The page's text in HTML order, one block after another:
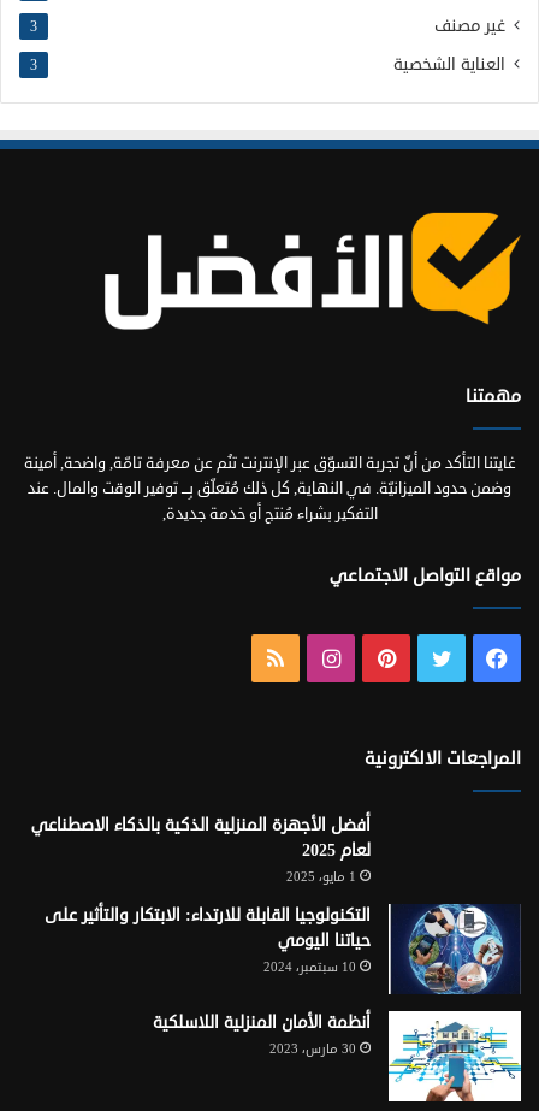
غير مصنف 3
العناية الشخصية 3
مهمتنا
غايتنا التأكد من أنّ تجربة التسوّق عبر الإنترنت تنُم عن معرفة تامّة, واضحة, أمينة
وضمن حدود الميزانيّة. في النهاية, كل ذلك مُتعلّق بِـــ توفير الوقت والمال. عند
التفكير بشراء مُنتج أو خدمة جديدة,
مواقع التواصل الاجتماعي
فيسبوك تويتر بينتيريستانستقرام
المراجعات الالكترونية
أفضل الأجهزة المنزلية الذكية بالذكاء الاصطناعي
لعام 2025
1 مايو، 2025
التكنولوجيا القابلة للارتداء: الابتكار والتأثير على
حياتنا اليومي
10 سبتمبر، 2024
أنظمة الأمان المنزلية اللاسلكية
30 مارس، 2023